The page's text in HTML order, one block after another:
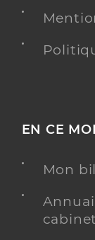
EN CE
Mon